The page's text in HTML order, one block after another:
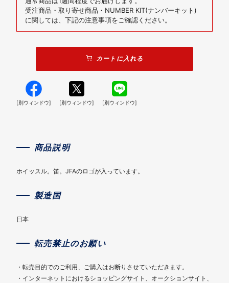
受注商品・取り寄せ商品・NUMBER KIT(ナンバーキット)
に関しては、下記の注意事項をご確認ください。
カートに入れる
[別ウィンドウ] [別ウィンドウ] [別ウィンドウ]
商品説明
ホイッスル。笛。JFAのロゴが入っています。
製造国
日本
転売禁止のお願い
・転売目的でのご利用、ご購入はお断りさせていただきます。
・インターネットにおけるショッピングサイト、オークションサイト、